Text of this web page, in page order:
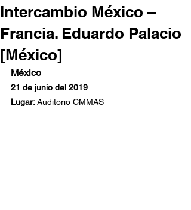
Intercambio México –
Francia. Eduardo Palacio
[México]
México
21 de junio del 2019
Lugar: Auditorio CMMAS